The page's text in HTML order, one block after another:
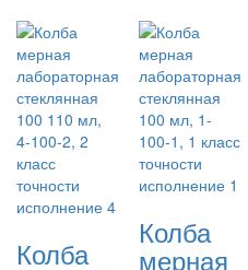
Колба
Колба
мерная